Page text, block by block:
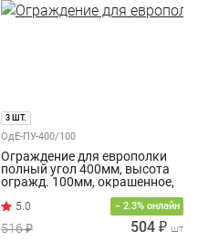
3 ШТ.
ОдЕ-ПУ-400/100
Ограждение для европолки
полный угол 400мм, высота
огражд. 100мм, окрашенное,
− 2.3% онлайн
516 ₽ 504 ₽ шт